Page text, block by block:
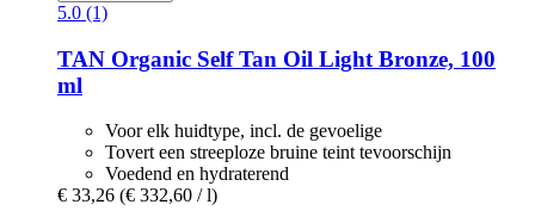
5.0 (1)
TAN Organic Self Tan Oil Light Bronze, 100
ml
Voor elk huidtype, incl. de gevoelige
Tovert een streeploze bruine teint tevoorschijn
Voedend en hydraterend
€ 33,26 (€ 332,60 / l)